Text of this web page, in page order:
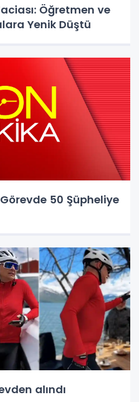
Öğretmen ve
Yenik Düştü
50 Şüpheliye
alındı